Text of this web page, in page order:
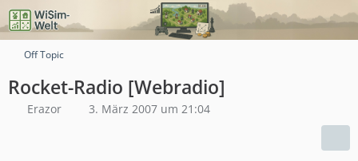
Off Topic
Rocket-Radio [Webradio]
Erazor 3. März 2007 um 21:04